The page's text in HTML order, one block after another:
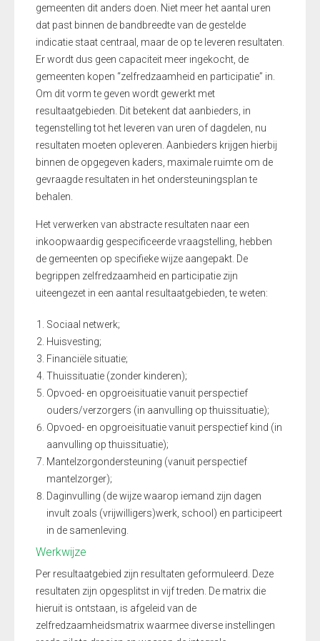
gemeenten dit anders doen. Niet meer het aantal uren
dat past binnen de bandbreedte van de gestelde
indicatie staat centraal, maar de op te leveren resultaten.
Er wordt dus geen capaciteit meer ingekocht, de
gemeenten kopen “zelfredzaamheid en participatie” in.
Om dit vorm te geven wordt gewerkt met
resultaatgebieden. Dit betekent dat aanbieders, in
tegenstelling tot het leveren van uren of dagdelen, nu
resultaten moeten opleveren. Aanbieders krijgen hierbij
binnen de opgegeven kaders, maximale ruimte om de
gevraagde resultaten in het ondersteuningsplan te
behalen.
Het verwerken van abstracte resultaten naar een
inkoopwaardig gespecificeerde vraagstelling, hebben
de gemeenten op specifieke wijze aangepakt. De
begrippen zelfredzaamheid en participatie zijn
uiteengezet in een aantal resultaatgebieden, te weten:
Sociaal netwerk;
Huisvesting;
Financiële situatie;
Thuissituatie (zonder kinderen);
Opvoed- en opgroeisituatie vanuit perspectief
ouders/verzorgers (in aanvulling op thuissituatie);
Opvoed- en opgroeisituatie vanuit perspectief kind (in
aanvulling op thuissituatie);
Mantelzorgondersteuning (vanuit perspectief
mantelzorger);
Daginvulling (de wijze waarop iemand zijn dagen
invult zoals (vrijwilligers)werk, school) en participeert
in de samenleving.
Werkwijze
Per resultaatgebied zijn resultaten geformuleerd. Deze
resultaten zijn opgesplitst in vijf treden. De matrix die
hieruit is ontstaan, is afgeleid van de
zelfredzaamheidsmatrix waarmee diverse instellingen